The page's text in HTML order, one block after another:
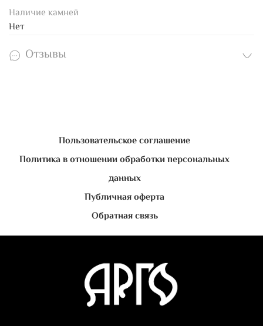
Наличие камней
Нет
Отзывы
Пользовательское соглашение
Политика в отношении обработки персональных
данных
Публичная оферта
Обратная связь